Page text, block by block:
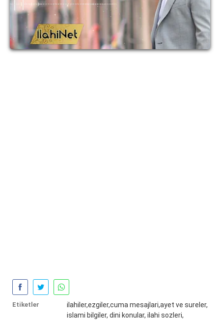
Etiketler
ilahiler,ezgiler,cuma mesajlari,ayet ve sureler,
islami bilgiler, dini konular, ilahi sozleri,